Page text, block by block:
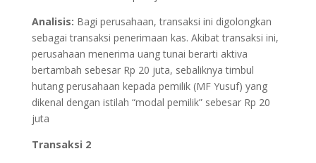
Analisis: Bagi perusahaan, transaksi ini digolongkan
sebagai transaksi penerimaan kas. Akibat transaksi ini,
perusahaan menerima uang tunai berarti aktiva
bertambah sebesar Rp 20 juta, sebaliknya timbul
hutang perusahaan kepada pemilik (MF Yusuf) yang
dikenal dengan istilah “modal pemilik” sebesar Rp 20
juta
Transaksi 2